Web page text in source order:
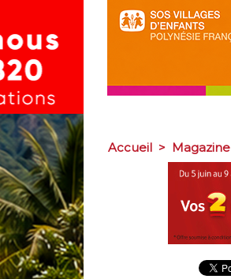
Accueil > Magazine